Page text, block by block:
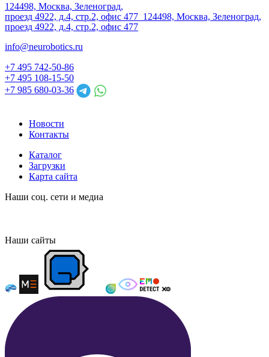
124498, Москва, Зеленоград,
проезд 4922, д.4, стр.2, офис 477 124498, Москва, Зеленоград,
проезд 4922, д.4, стр.2, офис 477
info@neurobotics.ru
+7 495 742-50-86
+7 495 108-15-50
+7 985 680-03-36
Новости
Контакты
Каталог
Загрузки
Карта сайта
Наши соц. сети и медиа
Наши сайты